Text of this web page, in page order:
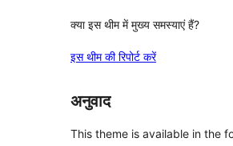
क्या इस थीम में मुख्य समस्याएं हैं?
इस थीम की रिपोर्ट करें
अनुवाद
This theme is available in the